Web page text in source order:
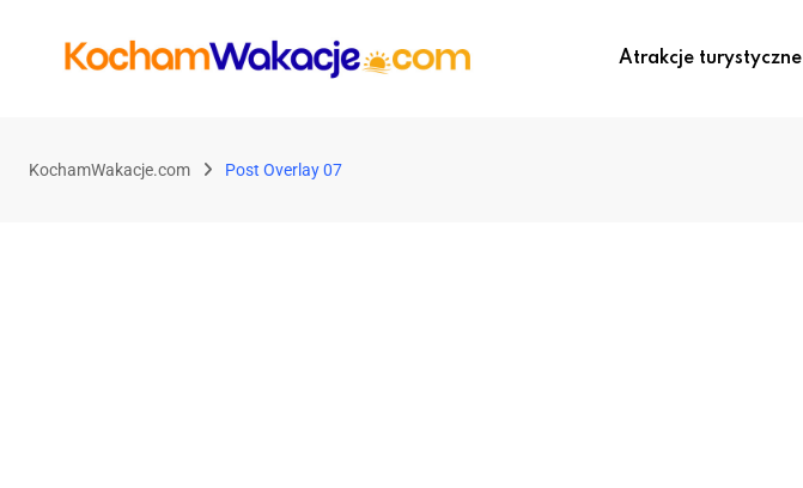
Atrakcje turystyczne
KochamWakacje.com Post Overlay 07